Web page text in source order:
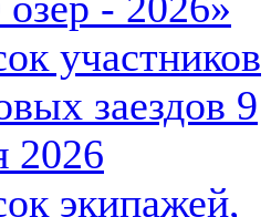
участников
заездов 9
2026
экипажей,